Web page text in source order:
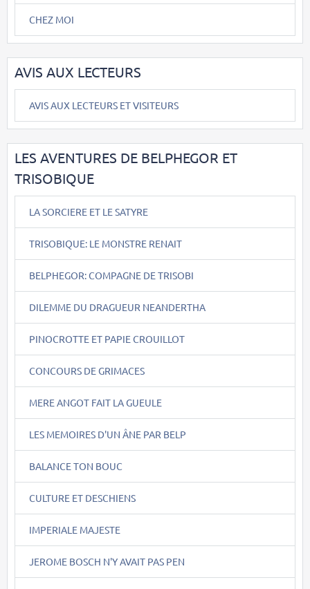
CHEZ MOI
AVIS AUX LECTEURS
AVIS AUX LECTEURS ET VISITEURS
LES AVENTURES DE BELPHEGOR ET
TRISOBIQUE
LA SORCIERE ET LE SATYRE
TRISOBIQUE: LE MONSTRE RENAIT
BELPHEGOR: COMPAGNE DE TRISOBI
DILEMME DU DRAGUEUR NEANDERTHA
PINOCROTTE ET PAPIE CROUILLOT
CONCOURS DE GRIMACES
MERE ANGOT FAIT LA GUEULE
LES MEMOIRES D'UN ÂNE PAR BELP
BALANCE TON BOUC
CULTURE ET DESCHIENS
IMPERIALE MAJESTE
JEROME BOSCH N'Y AVAIT PAS PEN